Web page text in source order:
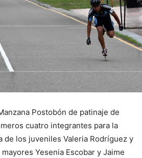
Postobón de patinaje de
cuatro integrantes para la
de los juveniles Valeria Rodríguez y
Yesenia Escobar y Jaime